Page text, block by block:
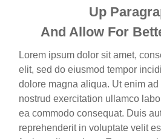
Up
And Allow For
Lorem ipsum dolor sit amet,
elit, sed do eiusmod tempor
dolore magna aliqua. Ut enim
nostrud exercitation ullamco
ea commodo consequat. Duis
reprehenderit in voluptate velit